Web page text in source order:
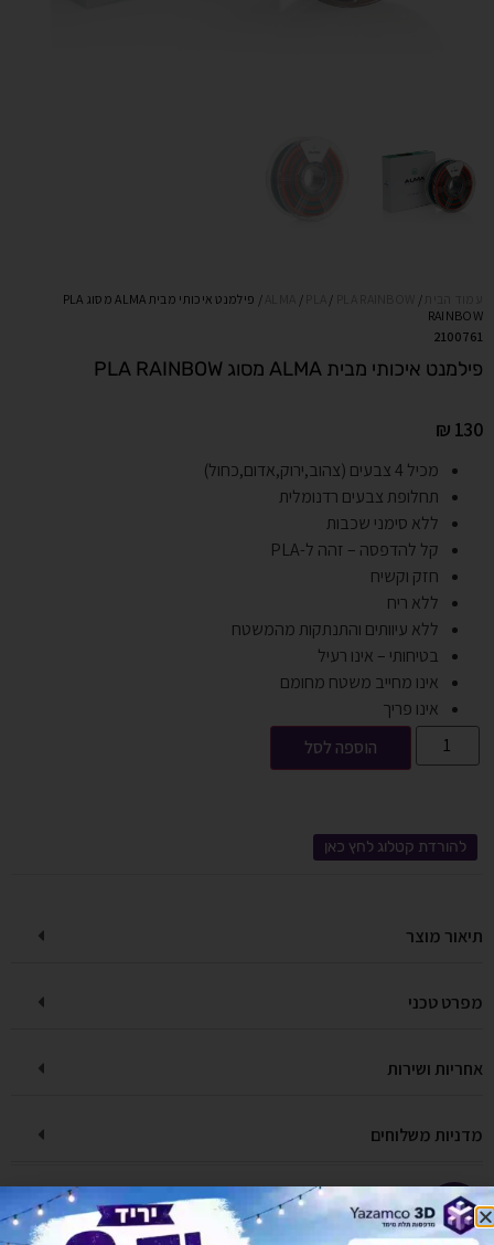
/
/ /
/ פילמנט איכותי מבית ALMA מסוג PLA
RAINBOW
2100761
פילמנט איכותי מבית ALMA מסוג PLA RAINBOW
₪ 130
מכיל 4 צבעים (צהוב,ירוק,אדום,כחול)
תחלופת צבעים רדנומלית
ללא סימני שכבות
קל להדפסה – זהה ל-PLA
חזק וקשיח
ללא ריח
ללא עיוותים והתנתקות מהמשטח
בטיחותי – אינו רעיל
אינו מחייב משטח מחומם
אינו פריך
הוספה לסל
להורדת קטלוג לחץ כאן
תיאור מוצר
מפרט טכני
אחריות ושירות
מדניות משלוחים
יש לך שאלה על המוצר?
לחץ כאן ונציגנו יחזרו אליך בהקדם!